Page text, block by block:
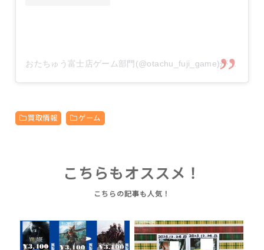
おたちゅう富士店ゲーム部門(@otachu_fuji_game)がシェアした投稿
買取情報 ゲーム
こちらもオススメ！